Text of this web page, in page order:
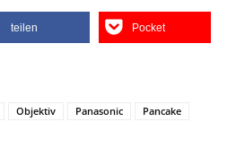
teilen Pocket
Objektiv Panasonic Pancake